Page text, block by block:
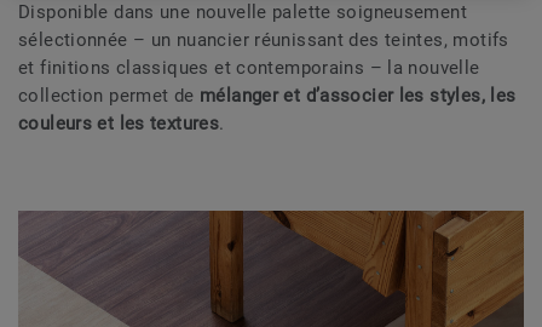
Disponible dans une nouvelle palette soigneusement
sélectionnée – un nuancier réunissant des teintes, motifs
et finitions classiques et contemporains – la nouvelle
collection permet de mélanger et d’associer les styles, les
couleurs et les textures.